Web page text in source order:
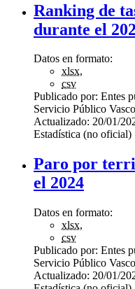
Ranking de
durante el
Datos en formato:
xlsx,
csv
Publicado por: Entes
Servicio Público
Actualizado: 20/01/
Estadística (no oficial)
Paro por
el 2024
Datos en formato:
xlsx,
csv
Publicado por: Entes
Servicio Público
Actualizado: 20/01/